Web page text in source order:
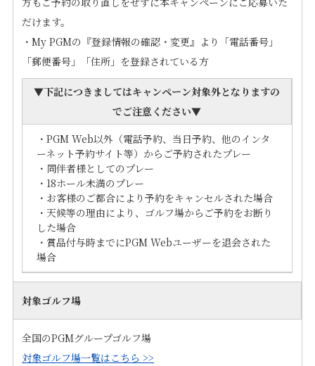
だけます。
・My PGMの『登録情報の確認・変更』より「電話番号」
「郵便番号」「住所」を登録されている方
▼下記につきましてはキャンペーン対象外となりますの
でご注意ください▼
・PGM Web以外（電話予約、当日予約、他のインタ
ーネット予約サイト等）からご予約されたプレー
・同伴者様としてのプレー
・18ホール未満のプレー
・お客様のご都合により予約をキャンセルされた場合
・天候等の理由により、ゴルフ場からご予約をお断り
した場合
・賞品付与時までにPGM Webユーザーを退会された
場合
対象ゴルフ場
全国のPGMグループゴルフ場
対象ゴルフ場一覧はこちら >>